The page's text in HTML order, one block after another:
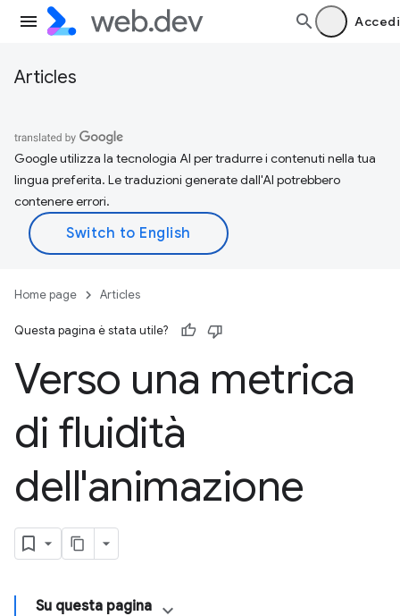
Accedi
Articles
Google utilizza la tecnologia AI per tradurre i contenuti nella tua
lingua preferita. Le traduzioni generate dall'AI potrebbero
contenere errori.
Home page Articles
Questa pagina è stata utile?
Verso una metrica
di fluidità
dell'animazione
Su questa pagina